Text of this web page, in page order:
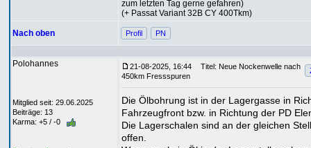
zum letzten Tag gerne gefahren)
(+ Passat Variant 32B CY 400Tkm)
Nach oben Profil PN
Polohannes
Mitglied seit: 29.06.2025
Beiträge: 13
Karma: +5 / -0
21-08-2025, 16:44
Titel: Neue Nockenwelle nach
450km Fressspuren
Die Ölbohrung ist in der Lagergasse in
Fahrzeugfront bzw. in Richtung der PD
Die Lagerschalen sind an der gleichen
offen.